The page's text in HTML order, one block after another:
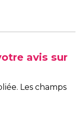
avis sur
Les champs